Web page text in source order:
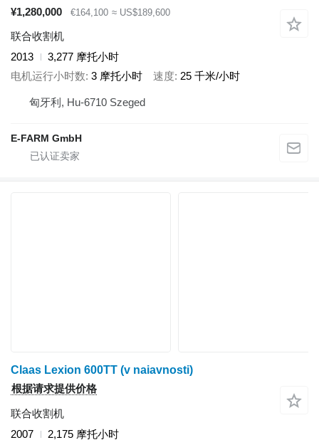
¥1,280,000
€164,100 ≈ US$189,600
联合收割机
2013
3,277 摩托小时
电机运行小时数 3 摩托小时 速度 25 千米/小时
匈牙利, Hu-6710 Szeged
E-FARM GmbH
Claas Lexion 600TT (v naiavnosti)
根据请求提供价格
联合收割机
2007
2,175 摩托小时